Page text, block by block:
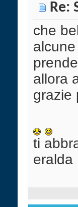
Re:
che
allora
grazie
ti
eralda